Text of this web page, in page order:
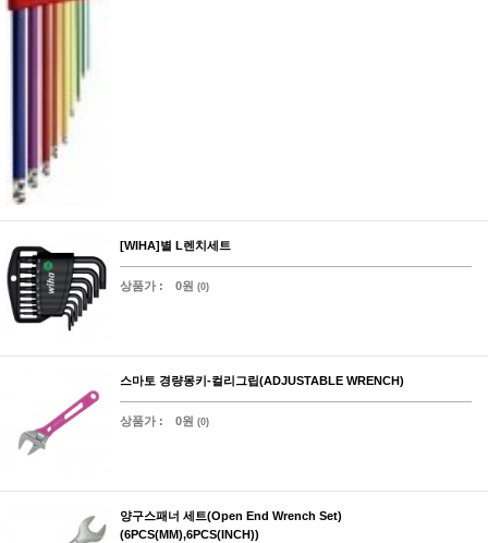
[WIHA]별 L렌치세트
상품가 : 0원 (0)
스마토 경량몽키-컬리그립(ADJUSTABLE WRENCH)
상품가 : 0원 (0)
양구스패너 세트(Open End Wrench Set)
(6PCS(MM),6PCS(INCH))